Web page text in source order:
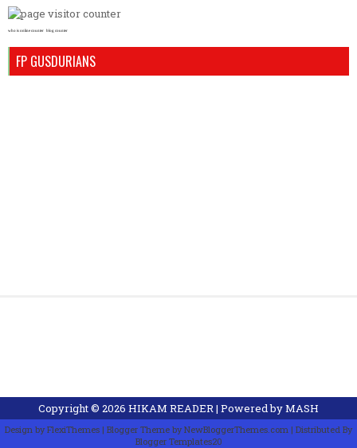
who is online counter blog counter
FP GUSDURIANS
Copyright © 2026 HIKAM READER| Powered byMASH
Design byFlexiThemes | Blogger Theme byNewBloggerThemes.com | Distributed By
Blogger Templates20